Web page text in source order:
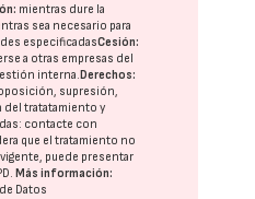
mientras dure la
sea necesario para
especificadasCesión:
a otras empresas del
interna. Derechos:
supresión,
tratatamiento y
contacte con
que el tratamiento no
puede presentar
. Más información:
Datos